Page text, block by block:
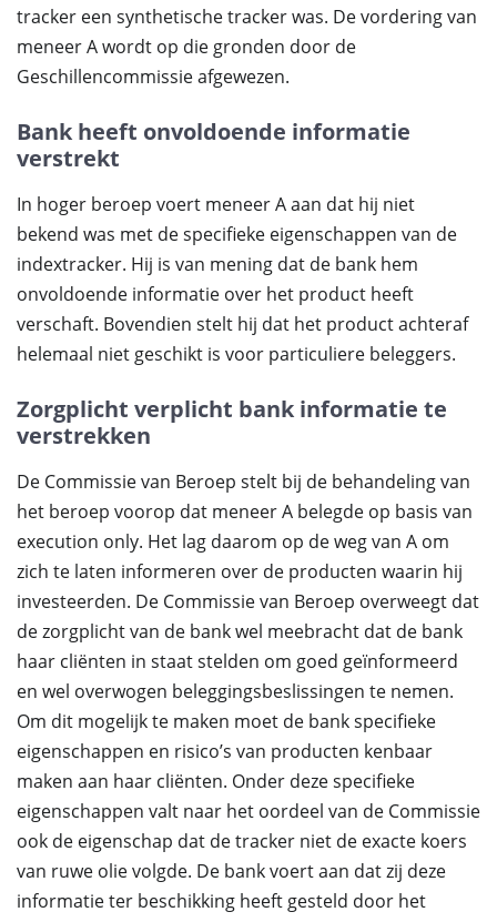
tracker een synthetische tracker was. De vordering van
meneer A wordt op die gronden door de
Geschillencommissie afgewezen.
Bank heeft onvoldoende informatie
verstrekt
In hoger beroep voert meneer A aan dat hij niet
bekend was met de specifieke eigenschappen van de
indextracker. Hij is van mening dat de bank hem
onvoldoende informatie over het product heeft
verschaft. Bovendien stelt hij dat het product achteraf
helemaal niet geschikt is voor particuliere beleggers.
Zorgplicht verplicht bank informatie te
verstrekken
De Commissie van Beroep stelt bij de behandeling van
het beroep voorop dat meneer A belegde op basis van
execution only. Het lag daarom op de weg van A om
zich te laten informeren over de producten waarin hij
investeerden. De Commissie van Beroep overweegt dat
de zorgplicht van de bank wel meebracht dat de bank
haar cliënten in staat stelden om goed geïnformeerd
en wel overwogen beleggingsbeslissingen te nemen.
Om dit mogelijk te maken moet de bank specifieke
eigenschappen en risico’s van producten kenbaar
maken aan haar cliënten. Onder deze specifieke
eigenschappen valt naar het oordeel van de Commissie
ook de eigenschap dat de tracker niet de exacte koers
van ruwe olie volgde. De bank voert aan dat zij deze
informatie ter beschikking heeft gesteld door het